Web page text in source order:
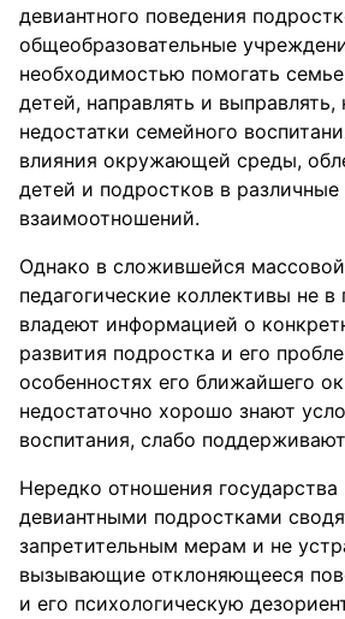
девиантного поведения
общеобразовательные
необходимостью помогать
детей, направлять и выправлять,
недостатки семейного
влияния окружающей среды,
детей и подростков в
взаимоотношений.
Однако в сложившейся
педагогические коллективы не
владеют информацией о
развития подростка и его
особенностях его ближайшего
недостаточно хорошо знают
воспитания, слабо
Нередко отношения государства
девиантными подростками
запретительным мерам и не
вызывающие отклоняющееся
и его психологическую